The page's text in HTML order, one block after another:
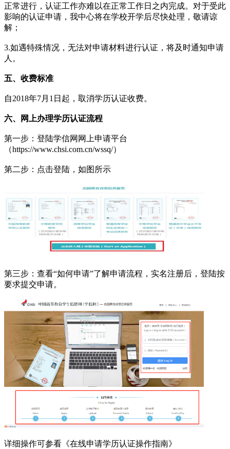
正常进行，认证工作亦难以在正常工作日之内完成。对于受此
影响的认证申请，我中心将在学校开学后尽快处理，敬请谅
解；
3.如遇特殊情况，无法对申请材料进行认证，将及时通知申请
人。
五、收费标准
自2018年7月1日起，取消学历认证收费。
六、网上办理学历认证流程
第一步：登陆学信网网上申请平台
（https://www.chsi.com.cn/wssq/）
第二步：点击登陆，如图所示
第三步：查看“如何申请”了解申请流程，实名注册后，登陆按
要求提交申请。
详细操作可参看《在线申请学历认证操作指南》